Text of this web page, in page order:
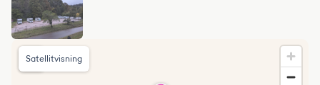
Satellitvisning